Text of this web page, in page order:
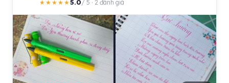
★★★★★5.0 / 5 · 2 đánh giá